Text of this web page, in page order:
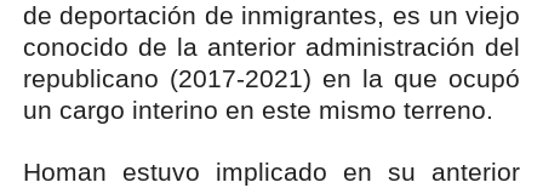
de deportación de inmigrantes, es un viejo
conocido de la anterior administración del
republicano (2017-2021) en la que ocupó
un cargo interino en este mismo terreno.
Homan estuvo implicado en su anterior